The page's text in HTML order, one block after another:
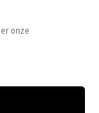
onze